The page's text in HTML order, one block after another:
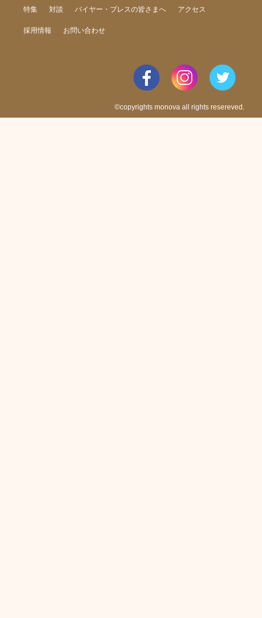
特集 対談 バイヤー・プレスの皆さまへ アクセス
採用情報 お問い合わせ
©copyrights monova all rights resereved.